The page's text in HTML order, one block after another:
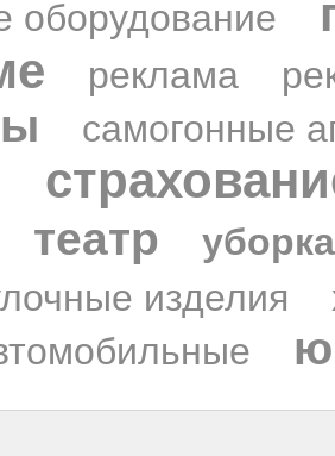
оборудование
реклама
самогонные
театр
изделия